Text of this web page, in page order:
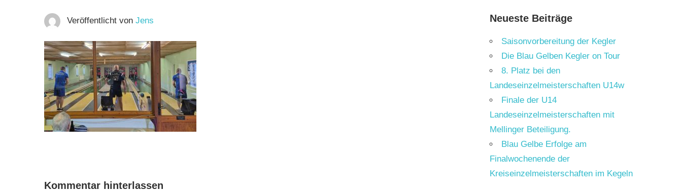
Veröffentlicht von Jens
Kommentar hinterlassen
Neueste Beiträge
Saisonvorbereitung der Kegler
Die Blau Gelben Kegler on Tour
8. Platz bei den
Landeseinzelmeisterschaften U14w
Finale der U14
Landeseinzelmeisterschaften mit
Mellinger Beteiligung.
Blau Gelbe Erfolge am
Finalwochenende der
Kreiseinzelmeisterschaften im Kegeln